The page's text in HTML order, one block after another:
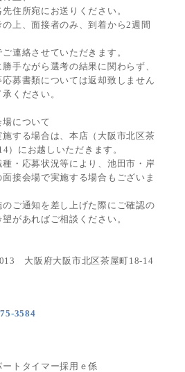
住所宛にお送りください。
の上、面接者のみ、到着から2週間
連絡させていただきます。
手ながら選考の結果に関わらず、
応募書類については返却致しません
ください。
について
施する場合は、本店（大阪市北区茶
）にお越しいただきます。
種・応募状況等により、池田市・岸
面接会場で実施する場合もございま
のご通知を差し上げた際にご確認の
望があればご相談ください。
大阪府大阪市北区茶屋町18-14
3584
ートタイマー採用ｅ係